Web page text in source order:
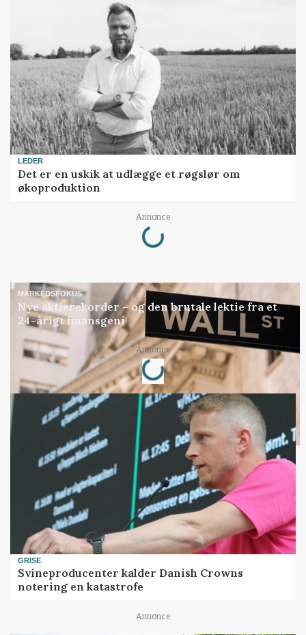
LEDER
Det er en uskik at udlægge et røgslør om
økoproduktion
Annonce
Loading...
MARKEDSFOKUS
Nye aktierekorder – og den brutale lektie fra et
24-årigt finansgeni
Annonce
Loading...
GRISE
Svineproducenter kalder Danish Crowns
notering en katastrofe
Annonce